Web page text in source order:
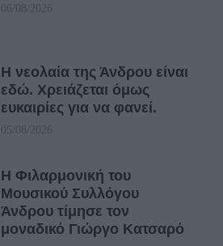
06/08/2026
Η νεολαία της Άνδρου είναι
εδώ. Χρειάζεται όμως
ευκαιρίες για να φανεί.
05/08/2026
Η Φιλαρμονική του
Μουσικού Συλλόγου
Άνδρου τίμησε τον
μοναδικό Γιώργο Κατσαρό